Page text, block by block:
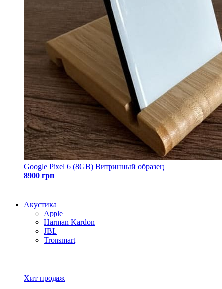
Google Pixel 6 (8GB) Витринный образец
8900 грн
Акустика
Apple
Harman Kardon
JBL
Tronsmart
Хит продаж